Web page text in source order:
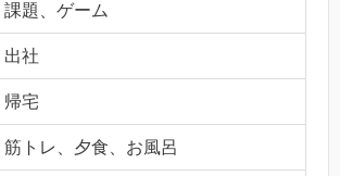
課題、ゲーム
出社
帰宅
筋トレ、夕食、お風呂